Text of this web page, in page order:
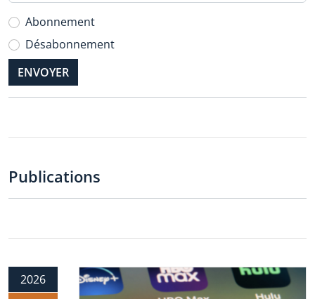
Abonnement
Désabonnement
Publications
2026